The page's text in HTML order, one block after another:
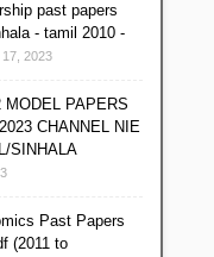
past papers
- tamil 2010 -
2023
MODEL PAPERS
CHANNEL NIE
SINHALA
Past Papers
(2011 to